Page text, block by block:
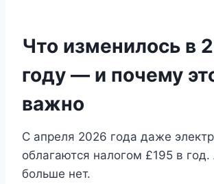
Что изменилось в
году — и почему
важно
С апреля 2026 года даже
облагаются налогом £195 в год.
больше нет.